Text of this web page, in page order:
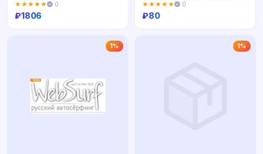
★★★★★ 0
₽1806
★★★★★ 0
₽80
1% 1%